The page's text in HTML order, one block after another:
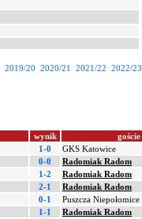
2019/20 2020/21 2021/22 2022/23
wynik goście
1-0 GKS Katowice
0-0 Radomiak Radom
1-2 Radomiak Radom
2-1 Radomiak Radom
0-1 Puszcza Niepołomice
1-1 Radomiak Radom